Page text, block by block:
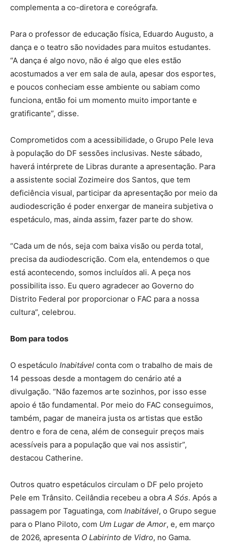
complementa a co-diretora e coreógrafa.
Para o professor de educação física, Eduardo Augusto, a
dança e o teatro são novidades para muitos estudantes.
“A dança é algo novo, não é algo que eles estão
acostumados a ver em sala de aula, apesar dos esportes,
e poucos conheciam esse ambiente ou sabiam como
funciona, então foi um momento muito importante e
gratificante”, disse.
Comprometidos com a acessibilidade, o Grupo Pele leva
à população do DF sessões inclusivas. Neste sábado,
haverá intérprete de Libras durante a apresentação. Para
a assistente social Zozimeire dos Santos, que tem
deficiência visual, participar da apresentação por meio da
audiodescrição é poder enxergar de maneira subjetiva o
espetáculo, mas, ainda assim, fazer parte do show.
“Cada um de nós, seja com baixa visão ou perda total,
precisa da audiodescrição. Com ela, entendemos o que
está acontecendo, somos incluídos ali. A peça nos
possibilita isso. Eu quero agradecer ao Governo do
Distrito Federal por proporcionar o FAC para a nossa
cultura”, celebrou.
Bom para todos
O espetáculo Inabitável conta com o trabalho de mais de
14 pessoas desde a montagem do cenário até a
divulgação. “Não fazemos arte sozinhos, por isso esse
apoio é tão fundamental. Por meio do FAC conseguimos,
também, pagar de maneira justa os artistas que estão
dentro e fora de cena, além de conseguir preços mais
acessíveis para a população que vai nos assistir”,
destacou Catherine.
Outros quatro espetáculos circulam o DF pelo projeto
Pele em Trânsito. Ceilândia recebeu a obra A Sós. Após a
passagem por Taguatinga, com Inabitável, o Grupo segue
para o Plano Piloto, com Um Lugar de Amor, e, em março
de 2026, apresenta O Labirinto de Vidro, no Gama.